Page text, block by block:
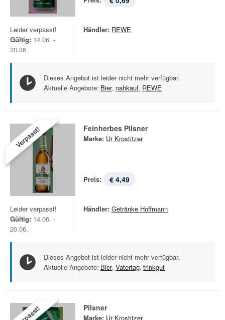
Leider verpasst!
Gültig: 14.06. -
20.06.
Händler: REWE
Dieses Angebot ist leider nicht mehr verfügbar.
Aktuelle Angebote: Bier, nahkauf, REWE
Verpasst! Feinherbes Pilsner
Marke: Ur Krostitzer
Preis: € 4,49
Leider verpasst!
Gültig: 14.06. -
20.06.
Händler: Getränke Hoffmann
Dieses Angebot ist leider nicht mehr verfügbar.
Aktuelle Angebote: Bier, Vatertag, trinkgut
Pilsner
Marke: Ur Krostitzer